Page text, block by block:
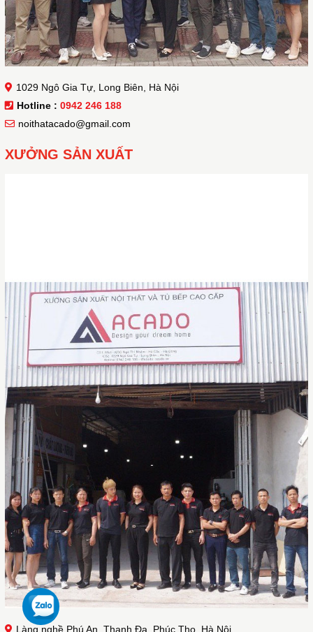
1029 Ngô Gia Tự, Long Biên, Hà Nội
Hotline : 0942 246 188
noithatacado@gmail.com
XƯỞNG SẢN XUẤT
Làng nghề Phú An, Thanh Đa, Phúc Thọ, Hà Nội